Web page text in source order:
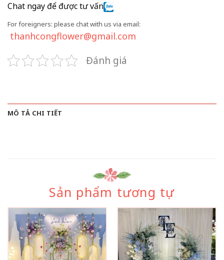
Chat ngay để được tư vấn
For foreigners: please chat with us via email:
thanhcongflower@gmail.com
Đánh giá
MÔ TẢ CHI TIẾT
Sản phẩm tương tự